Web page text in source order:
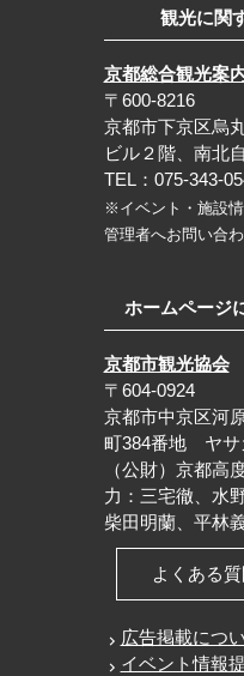
観光に関
京都総合観光案
〒600-8216
京都市下京区烏
ビル２階、南北
TEL：075-343-
※イベント・施設
管理者へお問い合わ
ホームページ
京都市観光協会
〒604-0924
京都市中京区河
町384番地 ヤサ
（公財）京都高
力：三宅徹、水
柴田明蘭、平林
よくある
広告掲載につ
イベント情報